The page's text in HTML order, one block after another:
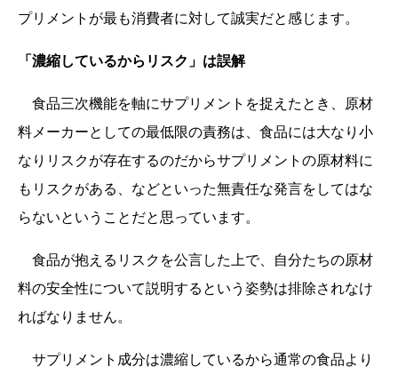
プリメントが最も消費者に対して誠実だと感じます。
「濃縮しているからリスク」は誤解
食品三次機能を軸にサプリメントを捉えたとき、原材
料メーカーとしての最低限の責務は、食品には大なり小
なりリスクが存在するのだからサプリメントの原材料に
もリスクがある、などといった無責任な発言をしてはな
らないということだと思っています。
食品が抱えるリスクを公言した上で、自分たちの原材
料の安全性について説明するという姿勢は排除されなけ
ればなりません。
サプリメント成分は濃縮しているから通常の食品より